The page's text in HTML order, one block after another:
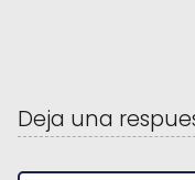
Deja una